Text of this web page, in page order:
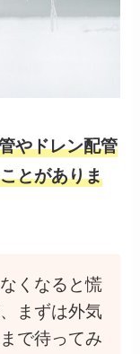
やドレン配管
とがありま
くなると慌
まずは外気
で待ってみ